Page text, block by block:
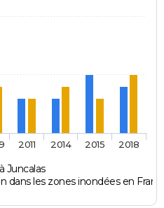
Juncalas
dans les zones inondées en
2011 2014 2015 2018